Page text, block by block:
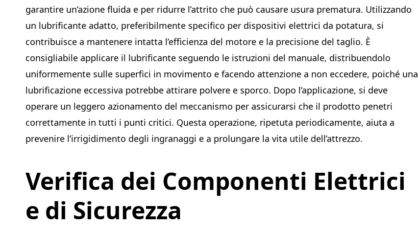
garantire un’azione fluida e per ridurre l’attrito che può causare usura prematura. Utilizzando
un lubrificante adatto, preferibilmente specifico per dispositivi elettrici da potatura, si
contribuisce a mantenere intatta l’efficienza del motore e la precisione del taglio. È
consigliabile applicare il lubrificante seguendo le istruzioni del manuale, distribuendolo
uniformemente sulle superfici in movimento e facendo attenzione a non eccedere, poiché una
lubrificazione eccessiva potrebbe attirare polvere e sporco. Dopo l’applicazione, si deve
operare un leggero azionamento del meccanismo per assicurarsi che il prodotto penetri
correttamente in tutti i punti critici. Questa operazione, ripetuta periodicamente, aiuta a
prevenire l’irrigidimento degli ingranaggi e a prolungare la vita utile dell’attrezzo.
Verifica dei Componenti Elettrici
e di Sicurezza